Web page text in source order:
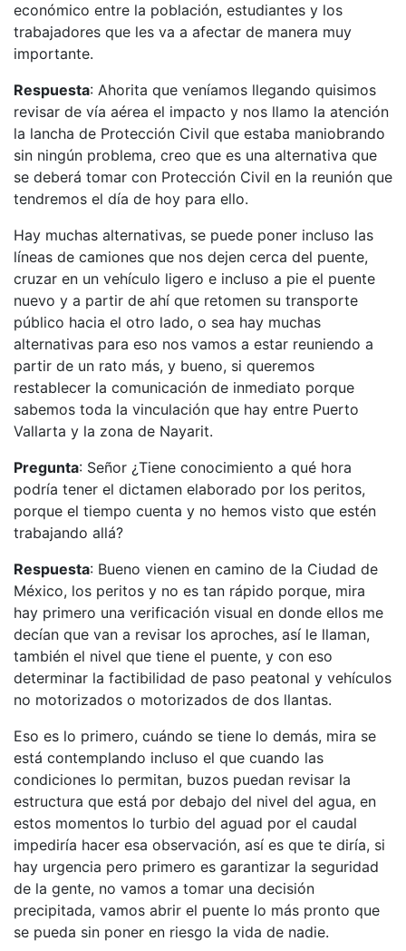
económico entre la población, estudiantes y los
trabajadores que les va a afectar de manera muy
importante.
Respuesta: Ahorita que veníamos llegando quisimos
revisar de vía aérea el impacto y nos llamo la atención
la lancha de Protección Civil que estaba maniobrando
sin ningún problema, creo que es una alternativa que
se deberá tomar con Protección Civil en la reunión que
tendremos el día de hoy para ello.
Hay muchas alternativas, se puede poner incluso las
líneas de camiones que nos dejen cerca del puente,
cruzar en un vehículo ligero e incluso a pie el puente
nuevo y a partir de ahí que retomen su transporte
público hacia el otro lado, o sea hay muchas
alternativas para eso nos vamos a estar reuniendo a
partir de un rato más, y bueno, si queremos
restablecer la comunicación de inmediato porque
sabemos toda la vinculación que hay entre Puerto
Vallarta y la zona de Nayarit.
Pregunta: Señor ¿Tiene conocimiento a qué hora
podría tener el dictamen elaborado por los peritos,
porque el tiempo cuenta y no hemos visto que estén
trabajando allá?
Respuesta: Bueno vienen en camino de la Ciudad de
México, los peritos y no es tan rápido porque, mira
hay primero una verificación visual en donde ellos me
decían que van a revisar los aproches, así le llaman,
también el nivel que tiene el puente, y con eso
determinar la factibilidad de paso peatonal y vehículos
no motorizados o motorizados de dos llantas.
Eso es lo primero, cuándo se tiene lo demás, mira se
está contemplando incluso el que cuando las
condiciones lo permitan, buzos puedan revisar la
estructura que está por debajo del nivel del agua, en
estos momentos lo turbio del aguad por el caudal
impediría hacer esa observación, así es que te diría, si
hay urgencia pero primero es garantizar la seguridad
de la gente, no vamos a tomar una decisión
precipitada, vamos abrir el puente lo más pronto que
se pueda sin poner en riesgo la vida de nadie.